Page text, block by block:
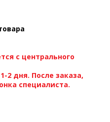
с центрального
2 дня. После заказа,
специалиста.